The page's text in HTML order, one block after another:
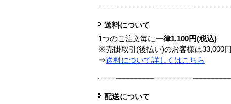
送料について
1つのご注文毎に一律1,100円(税込)
※売掛取引(後払い)のお客様は33,000
⇒送料について詳しくはこちら
配送について